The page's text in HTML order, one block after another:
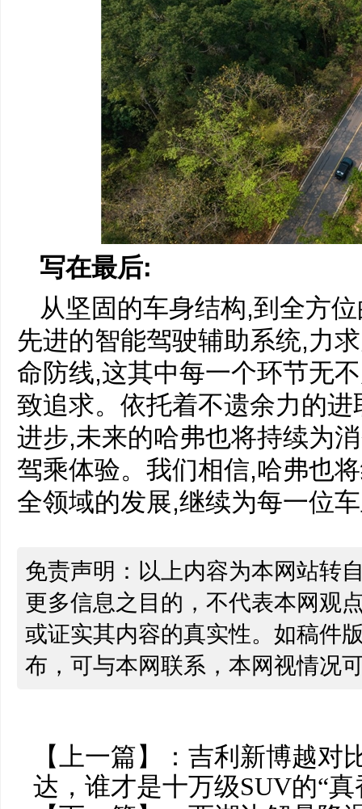
写在最后:
从坚固的车身结构,到全方
先进的智能驾驶辅助系统,力
命防线,这其中每一个环节无
致追求。依托着不遗余力的
进步,未来的哈弗也将持续为
驾乘体验。我们相信,哈弗也
全领域的发展,继续为每一位
免责声明：以上内容为本网站转
更多信息之目的，不代表本网观
或证实其内容的真实性。如稿件
布，可与本网联系，本网视情况
【上一篇】： 吉利新博越对
达，谁才是十万级SUV的“真